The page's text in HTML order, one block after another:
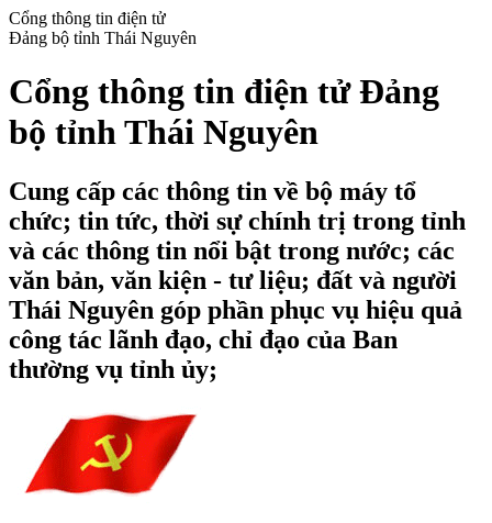
Cổng thông tin điện tử
Đảng bộ tỉnh Thái Nguyên
Cổng thông tin điện tử Đảng
bộ tỉnh Thái Nguyên
Cung cấp các thông tin về bộ máy tổ
chức; tin tức, thời sự chính trị trong tỉnh
và các thông tin nổi bật trong nước; các
văn bản, văn kiện - tư liệu; đất và người
Thái Nguyên góp phần phục vụ hiệu quả
công tác lãnh đạo, chỉ đạo của Ban
thường vụ tỉnh ủy;